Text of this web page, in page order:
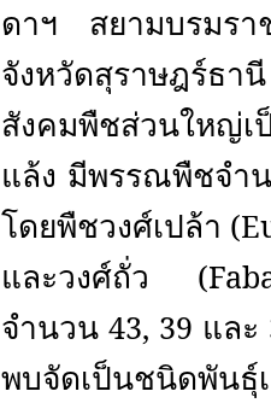
ดาฯ สยามบรมร
จังหวัดสุราษฎร์ธา
สังคมพืชส่วนใหญ่
แล้ง มีพรรณพืชจำ
โดยพืชวงศ์เปล้า (
และวงศ์ถั่ว (
จำนวน43, 39 และ
พบจัดเป็นชนิดพันธุ์